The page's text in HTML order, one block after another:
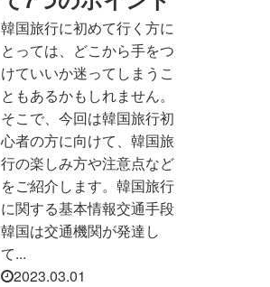
韓国旅行に初めて行く方に
とっては、どこから手をつ
けていいか迷ってしまうこ
ともあるかもしれません。
そこで、今回は韓国旅行初
心者の方に向けて、韓国旅
行の楽しみ方や注意点など
をご紹介します。韓国旅行
に関する基本情報交通手段
韓国は交通機関が発達し
て...
2023.03.01